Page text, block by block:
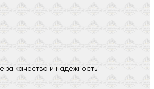
за качество и надёжность